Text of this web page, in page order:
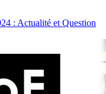
: Actualité et Question